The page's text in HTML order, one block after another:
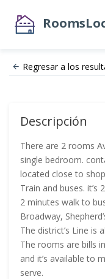
Regresar a los
Descripción
There are 2 rooms
single bedroom.
located close to
Train and buses.
2 minutes walk to
Broadway,
The district’s Line is
The rooms are bills
and it’s available to
serve.